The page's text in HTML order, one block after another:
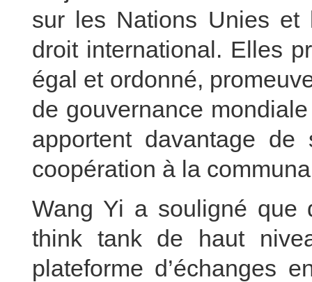
sur les Nations Unies et
droit international. Elles
égal et ordonné,
de gouvernance
apportent davantage
coopération à la
Wang Yi a souligné que
think tank de haut
plateforme d’échanges